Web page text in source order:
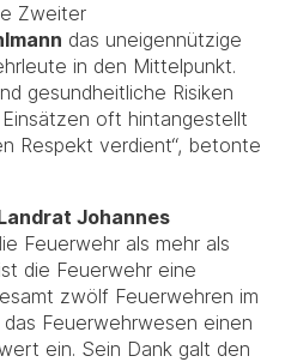
Zweiter
das uneigennützige
in den Mittelpunkt.
gesundheitliche Risiken
oft hintangestellt
Respekt verdient“, betonte
Johannes
Feuerwehr als mehr als
die Feuerwehr eine
zwölf Feuerwehren im
Feuerwehrwesen einen
ein. Sein Dank galt den